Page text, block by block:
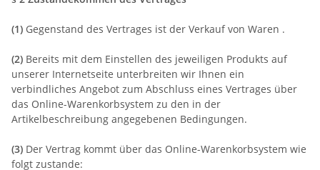
(1) Gegenstand des Vertrages ist der Verkauf von Waren .
(2) Bereits mit dem Einstellen des jeweiligen Produkts auf
unserer Internetseite unterbreiten wir Ihnen ein
verbindliches Angebot zum Abschluss eines Vertrages über
das Online-Warenkorbsystem zu den in der
Artikelbeschreibung angegebenen Bedingungen.
(3) Der Vertrag kommt über das Online-Warenkorbsystem wie
folgt zustande: